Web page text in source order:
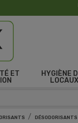
ET
HYGIÈNE
LOCAUX